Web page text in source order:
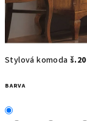
Stylová komoda
BARVA